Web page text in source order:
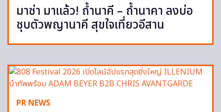
มาช่า มาแล้ว! ถ้ำนาคี – ถ้ำนาคา ลงบ่อ
ชุบตัวพญานาคี สุขใจเที่ยวอีสาน
PR NEWS